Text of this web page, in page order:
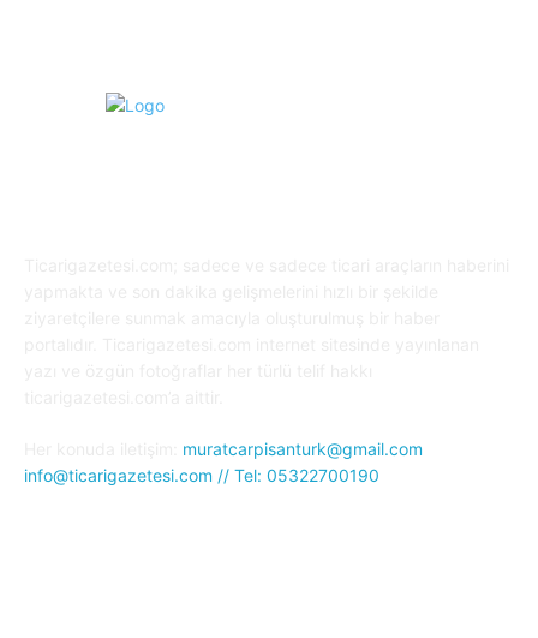
muratcarpisanturk@gmail.com
info@ticarigazetesi.com // Tel: 05322700190